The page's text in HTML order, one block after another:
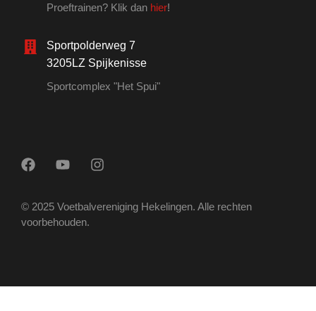
Proeftrainen? Klik dan hier!
Sportpolderweg 7
3205LZ Spijkenisse
Sportcomplex "Het Spui"
© 2025 Voetbalvereniging Hekelingen. Alle rechten
voorbehouden.